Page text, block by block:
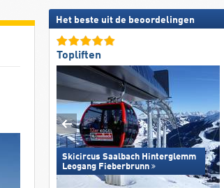
Het beste uit de beoordelingen
Topliften
Skicircus Saalbach Hinterglemm
Leogang Fieberbrunn